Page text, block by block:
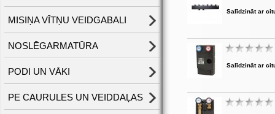
MISIŅA VĪTŅU VEIDGABALI
NOSLĒGARMATŪRA
PODI UN VĀKI
PE CAURULES UN VEIDDAĻAS
Salīdzināt ar
Salīdzināt ar